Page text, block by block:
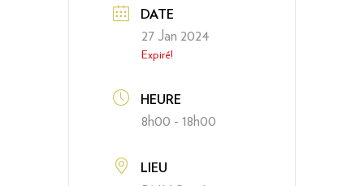
DATE
27 Jan 2024
Expiré!
HEURE
8h00 - 18h00
LIEU